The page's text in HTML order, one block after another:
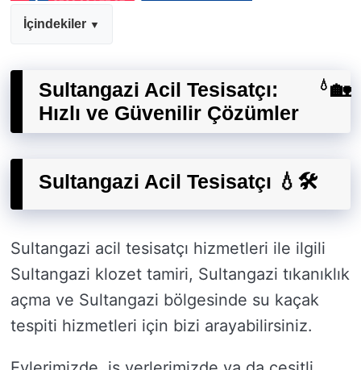
İçindekiler
Sultangazi Acil Tesisatçı:
Hızlı ve Güvenilir Çözümler
💧 🏡
Sultangazi Acil Tesisatçı 💧🛠️
Sultangazi acil tesisatçı hizmetleri ile ilgili
Sultangazi klozet tamiri, Sultangazi tıkanıklık
açma ve Sultangazi bölgesinde su kaçak
tespiti hizmetleri için bizi arayabilirsiniz.